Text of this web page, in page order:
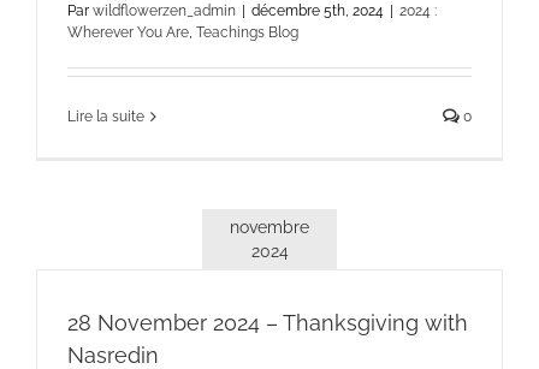
Par wildflowerzen_admin | décembre 5th, 2024 | 2024 :
Wherever You Are Teachings Blog
Lire la suite 0
novembre
2024
28 November 2024 – Thanksgiving with
Nasredin